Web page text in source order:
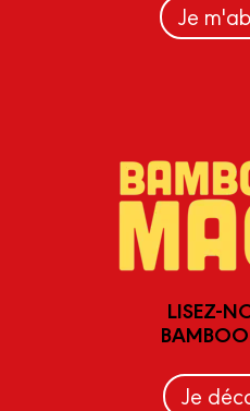
Je
LISEZ-
Je